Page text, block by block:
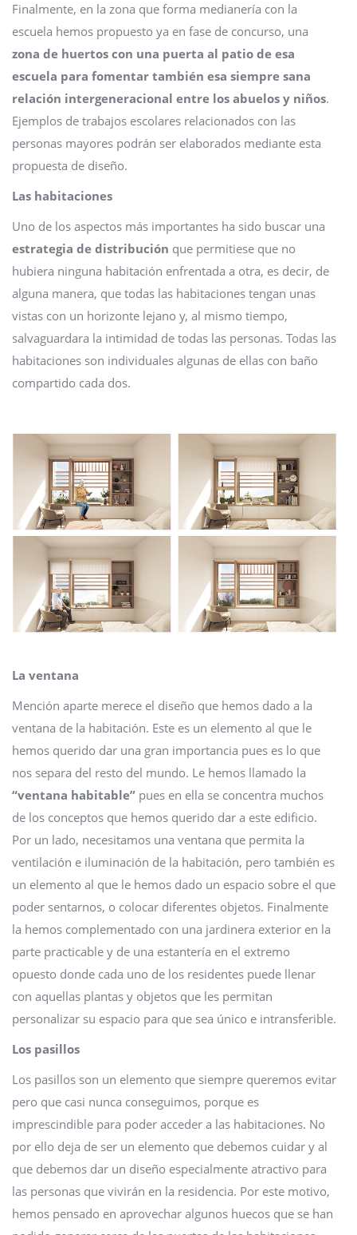
Finalmente, en la zona que forma medianería con la
escuela hemos propuesto ya en fase de concurso, una
zona de huertos con una puerta al patio de esa
escuela para fomentar también esa siempre sana
relación intergeneracional entre los abuelos y niños.
Ejemplos de trabajos escolares relacionados con las
personas mayores podrán ser elaborados mediante esta
propuesta de diseño.
Las habitaciones
Uno de los aspectos más importantes ha sido buscar una
estrategia de distribución que permitiese que no
hubiera ninguna habitación enfrentada a otra, es decir, de
alguna manera, que todas las habitaciones tengan unas
vistas con un horizonte lejano y, al mismo tiempo,
salvaguardara la intimidad de todas las personas. Todas las
habitaciones son individuales algunas de ellas con baño
compartido cada dos.
La ventana
Mención aparte merece el diseño que hemos dado a la
ventana de la habitación. Este es un elemento al que le
hemos querido dar una gran importancia pues es lo que
nos separa del resto del mundo. Le hemos llamado la
“ventana habitable” pues en ella se concentra muchos
de los conceptos que hemos querido dar a este edificio.
Por un lado, necesitamos una ventana que permita la
ventilación e iluminación de la habitación, pero también es
un elemento al que le hemos dado un espacio sobre el que
poder sentarnos, o colocar diferentes objetos. Finalmente
la hemos complementado con una jardinera exterior en la
parte practicable y de una estantería en el extremo
opuesto donde cada uno de los residentes puede llenar
con aquellas plantas y objetos que les permitan
personalizar su espacio para que sea único e intransferible.
Los pasillos
Los pasillos son un elemento que siempre queremos evitar
pero que casi nunca conseguimos, porque es
imprescindible para poder acceder a las habitaciones. No
por ello deja de ser un elemento que debemos cuidar y al
que debemos dar un diseño especialmente atractivo para
las personas que vivirán en la residencia. Por este motivo,
hemos pensado en aprovechar algunos huecos que se han